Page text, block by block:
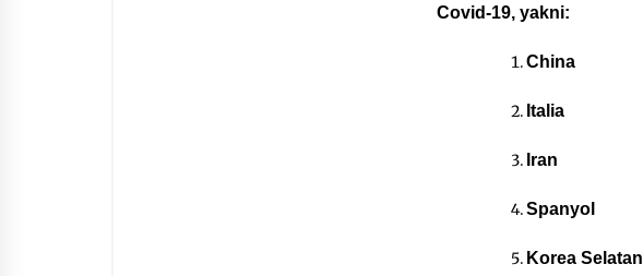
Covid-19, yakni:
China
Italia
Iran
Spanyol
Korea Selatan